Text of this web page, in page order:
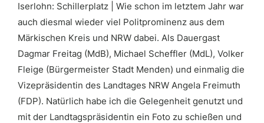
Iserlohn: Schillerplatz | Wie schon im letztem Jahr war
auch diesmal wieder viel Politprominenz aus dem
Märkischen Kreis und NRW dabei. Als Dauergast
Dagmar Freitag (MdB), Michael Scheffler (MdL), Volker
Fleige (Bürgermeister Stadt Menden) und einmalig die
Vizepräsidentin des Landtages NRW Angela Freimuth
(FDP). Natürlich habe ich die Gelegenheit genutzt und
mit der Landtagspräsidentin ein Foto zu schießen und